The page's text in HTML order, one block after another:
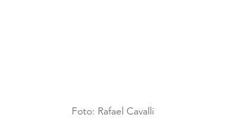
Foto: Rafael Cavalli